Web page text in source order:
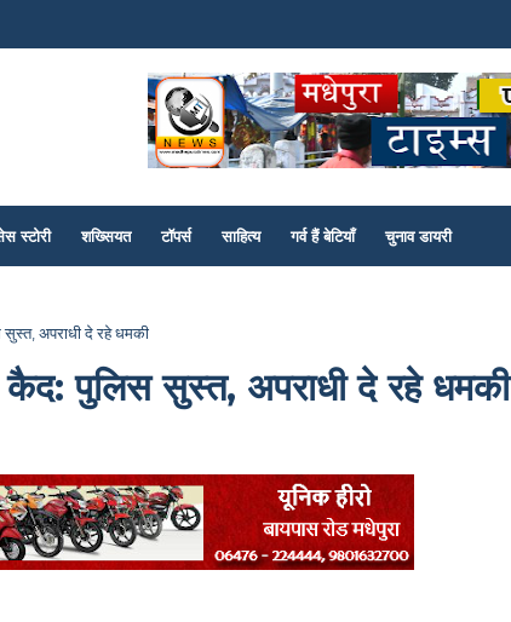
स्टोरी शख्सियत टॉपर्स साहित्य गर्व हैं बेटियाँ चुनाव डायरी
सुस्त, अपराधी दे रहे धमकी
कैद: पुलिस सुस्त, अपराधी दे रहे धमकी